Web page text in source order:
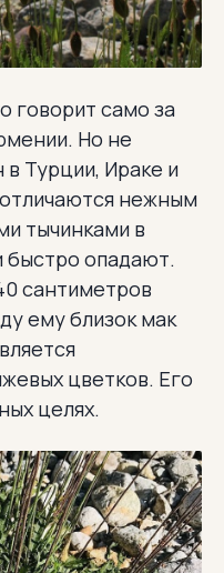
говорит само за
Но не
Турции, Ираке и
нежным
тычинками в
быстро опадают.
сантиметров
ему близок мак
цветков. Его
целях.